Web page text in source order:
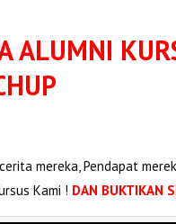
ALUMNI
mereka, Pendapat
Kami ! DAN BUKTIKAN